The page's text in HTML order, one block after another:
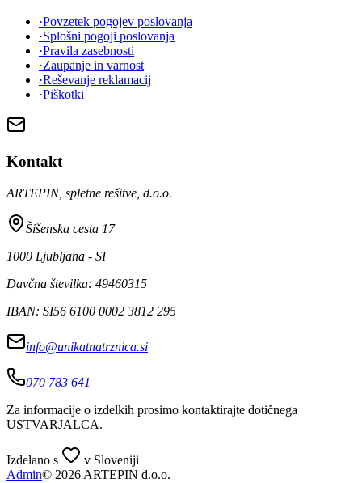
·Povzetek pogojev poslovanja
·Splošni pogoji poslovanja
·Pravila zasebnosti
·Zaupanje in varnost
·Reševanje reklamacij
·Piškotki
Kontakt
ARTEPIN, spletne rešitve, d.o.o.
Šišenska cesta 17
1000 Ljubljana - SI
Davčna številka: 49460315
IBAN: SI56 6100 0002 3812 295
info@unikatnatrznica.si
070 783 641
Za informacije o izdelkih prosimo kontaktirajte dotičnega
USTVARJALCA.
Izdelano s
v Sloveniji
Admin© 2026 ARTEPIN d.o.o.